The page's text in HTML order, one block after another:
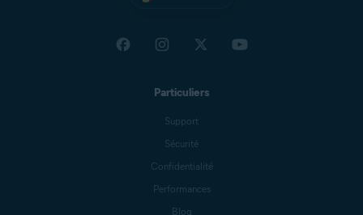
Particuliers
Support
Sécurité
Confidentialité
Performances
Blog